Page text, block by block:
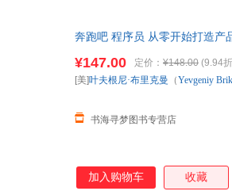
奔跑吧 程序员 从零开始打造产
¥147.00 定价： ¥148.00 (9.94
书海寻梦图书专营店
[美]叶夫根尼·布里克曼 （Yevgeniy
加入购物车 收藏